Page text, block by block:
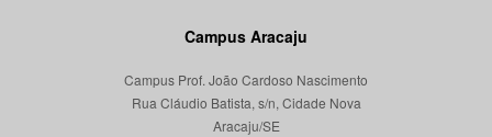
Campus Aracaju
Campus Prof. João Cardoso Nascimento
Rua Cláudio Batista, s/n, Cidade Nova
Aracaju/SE